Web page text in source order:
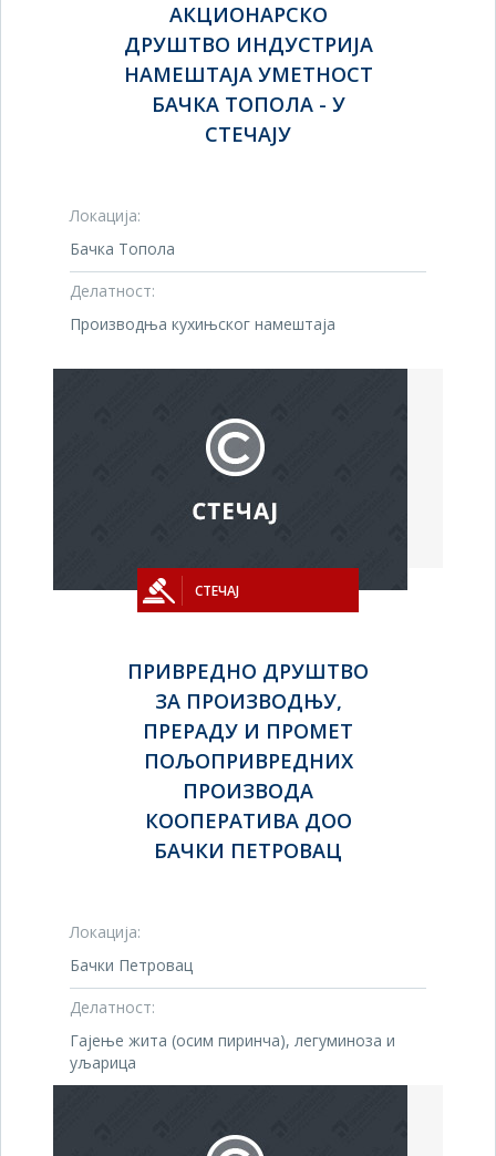
АКЦИОНАРСКО
ДРУШТВО ИНДУСТРИЈА
НАМЕШТАЈА УМЕТНОСТ
БАЧКА ТОПОЛА - У
СТЕЧАЈУ
Локација:
Бачка Топола
Делатност:
Производња кухињског намештаја
СТЕЧАЈ
ПРИВРЕДНО ДРУШТВО
ЗА ПРОИЗВОДЊУ,
ПРЕРАДУ И ПРОМЕТ
ПОЉОПРИВРЕДНИХ
ПРОИЗВОДА
КООПЕРАТИВА ДОО
БАЧКИ ПЕТРОВАЦ
Локација:
Бачки Петровац
Делатност:
Гајење жита (осим пиринча), легуминоза и
уљарица